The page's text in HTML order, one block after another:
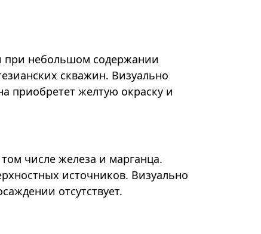
при небольшом содержании
скважин. Визуально
приобретет желтую окраску и
числе железа и марганца.
источников. Визуально
отсутствует.